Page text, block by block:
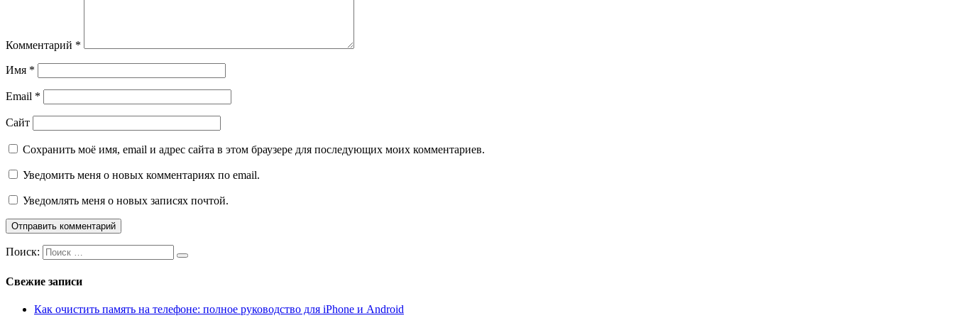
Комментарий *
Имя *
Email *
Сайт
Сохранить моё имя, email и адрес сайта в этом браузере для последующих моих комментариев.
Уведомить меня о новых комментариях по email.
Уведомлять меня о новых записях почтой.
Поиск:
Свежие записи
Как очистить память на телефоне: полное руководство для iPhone и Android